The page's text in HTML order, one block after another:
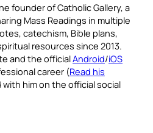
founder of Catholic Gallery, a
Mass Readings in multiple
catechism, Bible plans,
resources since 2013.
and the officialAndroid/iOS
career (Read his
him on the official social